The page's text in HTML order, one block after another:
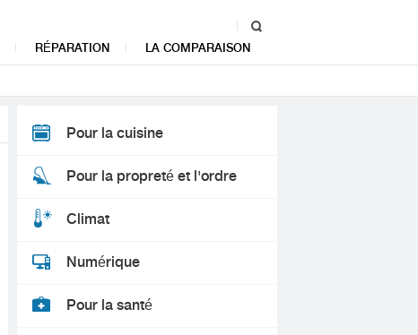
RÉPARATION LA COMPARAISON
Pour la cuisine
Pour la propreté et l'ordre
Climat
Numérique
Pour la santé